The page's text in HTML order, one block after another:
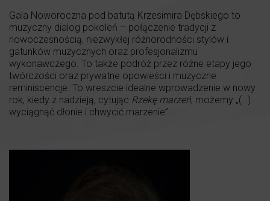
Gala Noworoczna pod batutą Krzesimira Dębskiego to
muzyczny dialog pokoleń – połączenie tradycji z
nowoczesnością, niezwykłej różnorodności stylów i
gatunków muzycznych oraz profesjonalizmu
wykonawczego. To także podróż przez różne etapy jego
twórczości oraz prywatne opowieści i muzyczne
reminiscencje. To wreszcie idealne wprowadzenie w nowy
rok, kiedy z nadzieją, cytując Rzekę marzeń, możemy „(…)
wyciągnąć dłonie i chwycić marzenie”.